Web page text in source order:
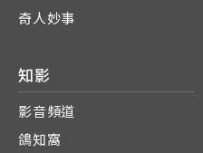
奇人妙事
知影
影音頻道
鴿知窩